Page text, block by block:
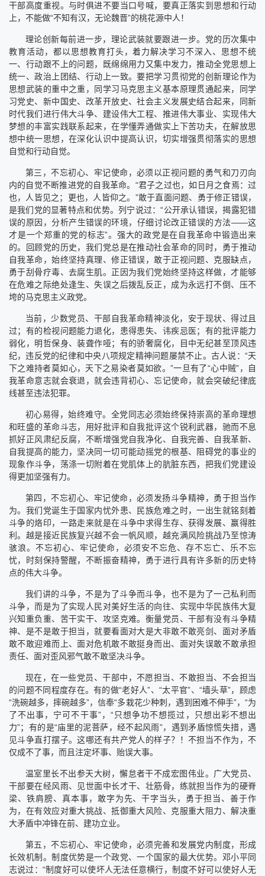
干部高度重视。与时俱进不要当口号喊，要真正落实到思想和行动
上，不能做“不知有汉，无论魏晋”的桃花源中人！
理论创新每前进一步，理论武装就要跟进一步。党的历次集中
教育活动，都以思想教育打头，着力解决学习不深入、思想不统
一、行动跟不上的问题，既绵绵用力又集中发力，推动全党思想上
统一、政治上团结、行动上一致。要把学习贯彻党的创新理论作为
思想武装的重中之重，同学习马克思主义基本原理贯通起来，同学
习党史、新中国史、改革开放史、社会主义发展史结合起来，同新
时代我们进行伟大斗争、建设伟大工程、推进伟大事业、实现伟大
梦想的丰富实践联系起来，在学懂弄通做实上下苦功夫，在解放思
想中统一思想，在深化认识中提高认识，切实增强贯彻落实的思想
自觉和行动自觉。
第三，不忘初心、牢记使命，必须以正视问题的勇气和刀刃向
内的自觉不断推进党的自我革命。“君子之过也，如日月之食焉：过
也，人皆见之；更也，人皆仰之。”敢于直面问题、勇于修正错误，
是我们党的显著特点和优势。列宁说过：“公开承认错误，揭露犯错
误的原因，分析产生错误的环境，仔细讨论改正错误的方法——这
才是一个郑重的党的标志”。强大的政党是在自我革命中锻造出来
的。回顾党的历史，我们党总是在推动社会革命的同时，勇于推动
自我革命，始终坚持真理、修正错误，敢于正视问题、克服缺点，
勇于刮骨疗毒、去腐生肌。正因为我们党始终坚持这样做，才能够
在危难之际绝处逢生、失误之后拨乱反正，成为永远打不倒、压不
垮的马克思主义政党。
当前，少数党员、干部自我革命精神淡化，安于现状、得过且
过；有的检视问题能力退化，患得患失、讳疾忌医；有的批评能力
弱化，明哲保身、装聋作哑；有的骄奢腐化，目中无纪甚至顶风违
纪，违反党的纪律和中央八项规定精神问题屡禁不止。古人说：“天
下之难持者莫如心，天下之易染者莫如欲。”一旦有了“心中贼”，自
我革命意志就会衰退，就会违背初心、忘记使命，就会突破纪律底
线甚至违法犯罪。
初心易得，始终难守。全党同志必须始终保持崇高的革命理想
和旺盛的革命斗志，用好批评和自我批评这个锐利武器，驰而不息
抓好正风肃纪反腐，不断增强党自我净化、自我完善、自我革新、
自我提高的能力，坚决同一切可能动摇党的根基、阻碍党的事业的
现象作斗争，荡涤一切附着在党肌体上的肮脏东西，把我们党建设
得更加坚强有力。
第四，不忘初心、牢记使命，必须发扬斗争精神，勇于担当作
为。我们党诞生于国家内忧外患、民族危难之时，一出生就铭刻着
斗争的烙印，一路走来就是在斗争中求得生存、获得发展、赢得胜
利。越是接近民族复兴越不会一帆风顺，越充满风险挑战乃至惊涛
骇浪。不忘初心、牢记使命，必须安不忘危、存不忘亡、乐不忘
忧，时刻保持警醒，不断振奋精神，勇于进行具有许多新的历史特
点的伟大斗争。
我们讲的斗争，不是为了斗争而斗争，也不是为了一己私利而
斗争，而是为了实现人民对美好生活的向往、实现中华民族伟大复
兴知重负重、苦干实干、攻坚克难。衡量党员、干部有没有斗争精
神、是不是敢于担当，就要看面对大是大非敢不敢亮剑、面对矛盾
敢不敢迎难而上、面对危机敢不敢挺身而出、面对失误敢不敢承担
责任、面对歪风邪气敢不敢坚决斗争。
现在，在一些党员、干部中，不愿担当、不敢担当、不会担当
的问题不同程度存在。有的做“老好人”、“太平官”、“墙头草”，顾虑
“洗碗越多，摔碗越多”，信奉“多栽花少种刺，遇到困难不伸手”，“为
了不出事，宁可不干事”，“只想争功不想揽过，只想出彩不想出
力”；有的是“庙里的泥菩萨，经不起风雨”，遇到矛盾惊慌失措，遇
见斗争直打摆子。这哪还有共产党人的样子？！不担当不作为，不
仅成不了事，而且注定坏事、贻误大事。
温室里长不出参天大树，懈怠者干不成宏图伟业。广大党员、
干部要在经风雨、见世面中长才干、壮筋骨，练就担当作为的硬脊
梁、铁肩膀、真本事，敢字为先、干字当头，勇于担当、善于作
为，在有效应对重大挑战、抵御重大风险、克服重大阻力、解决重
大矛盾中冲锋在前、建功立业。
第五，不忘初心、牢记使命，必须完善和发展党内制度，形成
长效机制。制度优势是一个政党、一个国家的最大优势。邓小平同
志说过：“制度好可以使坏人无法任意横行，制度不好可以使好人无